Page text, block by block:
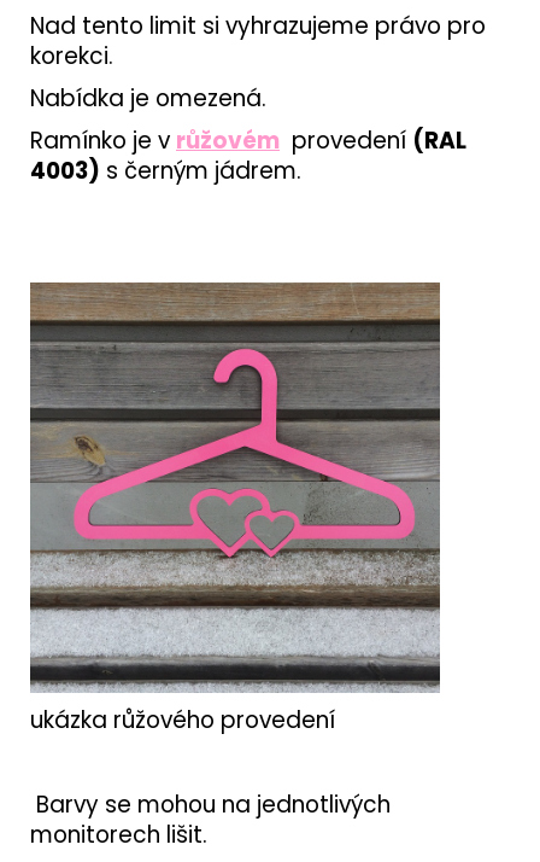
Nad tento limit si vyhrazujeme právo pro
korekci.
Nabídka je omezená.
Ramínko je v růžovém provedení (RAL
4003) s černým jádrem.
ukázka růžového provedení
Barvy se mohou na jednotlivých
monitorech lišit.